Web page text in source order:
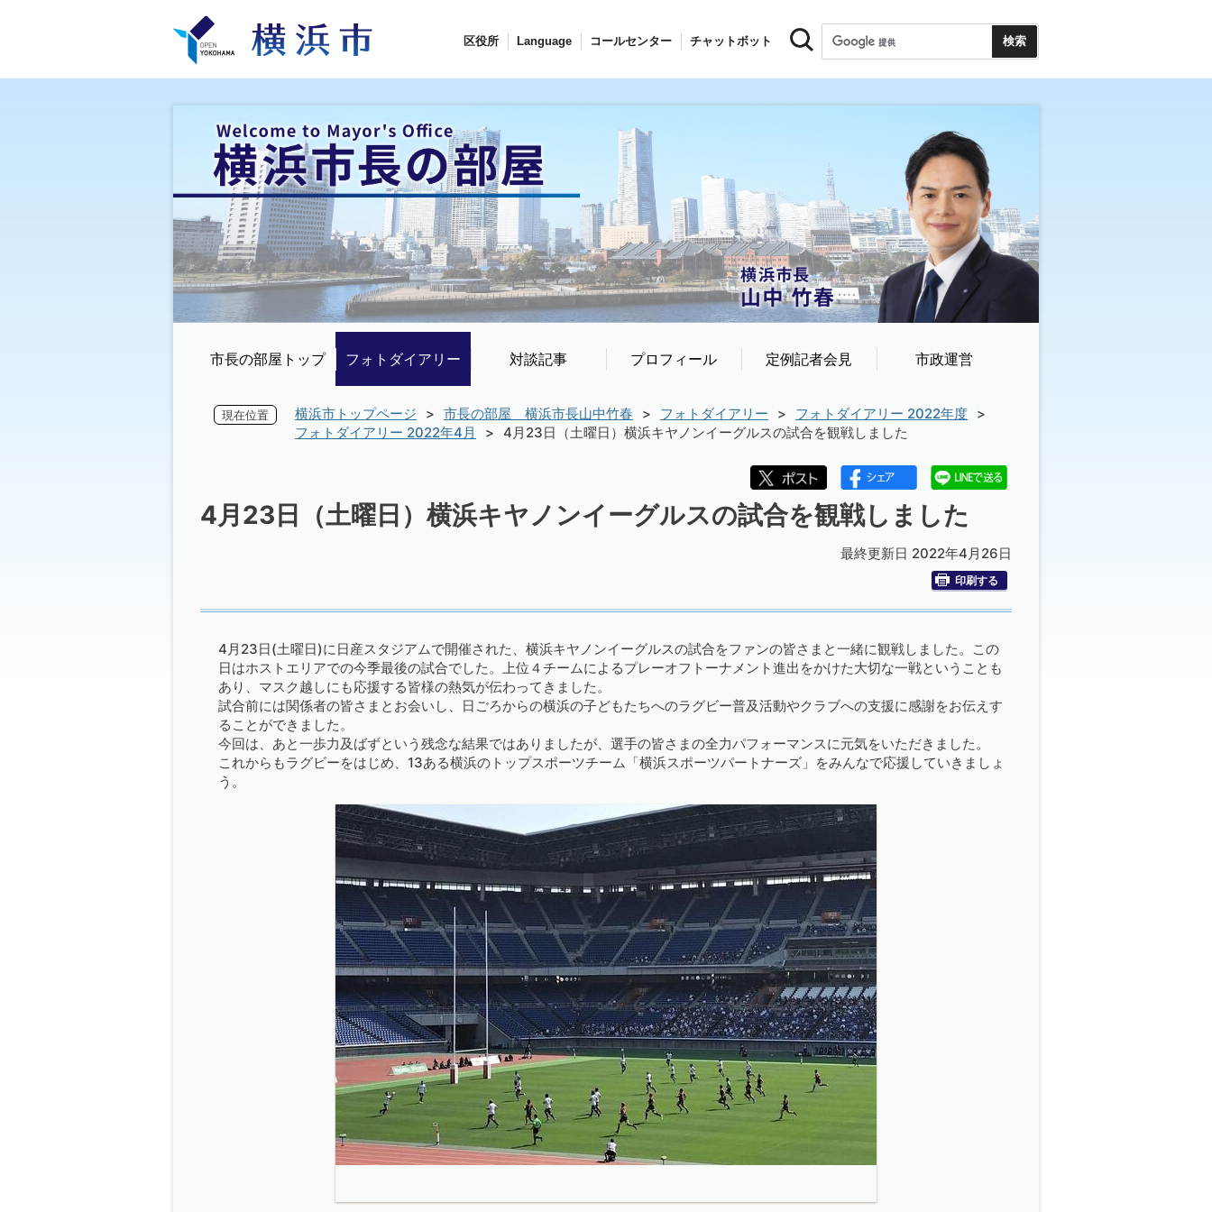
区役所 Language コールセンター チャットボット
市長の部屋トップ フォトダイアリー 対談記事 プロフィール 定例記者会見 市政運営
現在位置 横浜市トップページ 市長の部屋 横浜市長山中竹春 フォトダイアリー
フォトダイアリー 2022年度
フォトダイアリー 2022年4月
4月23日（土曜日）横浜キヤノンイーグルスの試合を観戦しました
4月23日（土曜日）横浜キヤノンイーグルスの試合を観戦しました
最終更新日 2022年4月26日
印刷する
4月23日(土曜日)に日産スタジアムで開催された、横浜キヤノンイーグルスの試合をファンの皆さまと一緒に観戦しました。この
日はホストエリアでの今季最後の試合でした。上位４チームによるプレーオフトーナメント進出をかけた大切な一戦ということも
あり、マスク越しにも応援する皆様の熱気が伝わってきました。
試合前には関係者の皆さまとお会いし、日ごろからの横浜の子どもたちへのラグビー普及活動やクラブへの支援に感謝をお伝えす
ることができました。
今回は、あと一歩力及ばずという残念な結果ではありましたが、選手の皆さまの全力パフォーマンスに元気をいただきました。
これからもラグビーをはじめ、13ある横浜のトップスポーツチーム「横浜スポーツパートナーズ」をみんなで応援していきましょ
う。